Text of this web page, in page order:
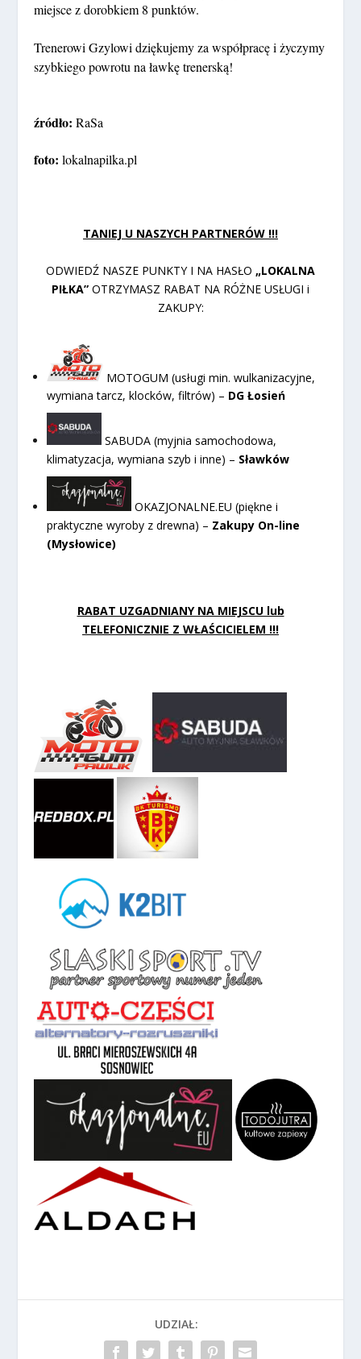
miejsce z dorobkiem 8 punktów.
Trenerowi Gzylowi dziękujemy za współpracę i życzymy
szybkiego powrotu na ławkę trenerską!
źródło:RaSa
foto:lokalnapilka.pl
TANIEJ U NASZYCH PARTNERÓW !!!
ODWIEDŹ NASZE PUNKTY I NA HASŁO „LOKALNA
PIŁKA” OTRZYMASZ RABAT NA RÓŻNE USŁUGI i
ZAKUPY:
MOTOGUM (usługi min. wulkanizacyjne,
wymiana tarcz, klocków, filtrów) – DG Łosień
SABUDA (myjnia samochodowa,
klimatyzacja, wymiana szyb i inne) – Sławków
OKAZJONALNE.EU (piękne i
praktyczne wyroby z drewna) – Zakupy On-line
(Mysłowice)
RABAT UZGADNIANY NA MIEJSCU lub
TELEFONICZNIE Z WŁAŚCICIELEM !!!
UDZIAŁ: